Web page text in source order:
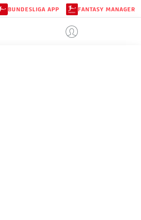
BUNDESLIGA APP FANTASY MANAGER